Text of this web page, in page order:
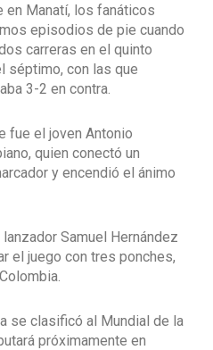
en Manatí, los fanáticos
episodios de pie cuando
carreras en el quinto
séptimo, con las que
3-2 en contra.
fue el joven Antonio
quien conectó un
y encendió el ánimo
Samuel Hernández
el juego con tres ponches,
se clasificó al Mundial de la
próximamente en